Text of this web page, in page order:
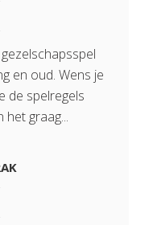
en oud. Wens je
de spelregels
het graag...